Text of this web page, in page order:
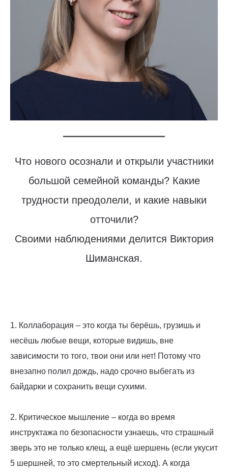
Что нового осознали и открыли участники
большой семейной команды? Какие
трудности преодолели, и какие навыки
отточили?
Своими наблюдениями делится Виктория
Шиманская.
1. Коллаборация – это когда ты берёшь, грузишь и
несёшь любые вещи, которые видишь, вне
зависимости то того, твои они или нет! Потому что
внезапно полил дождь, надо срочно выбегать из
байдарки и сохранить вещи сухими.
2. Критическое мышление – когда во время
инструктажа по безопасности узнаешь, что страшный
зверь это не только клещ, а ещё шершень (если укусит
5 шершней, то это смертельный исход). А когда